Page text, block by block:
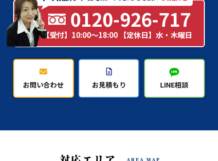
0120-926-717
【受付】10:00～18:00 【定休日】水・木曜日
お問い合わせ お見積もり LINE相談